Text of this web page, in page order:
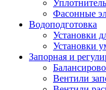
Фасонные
Водоподготовка
Установки
Установки
Запорная и
Вентили